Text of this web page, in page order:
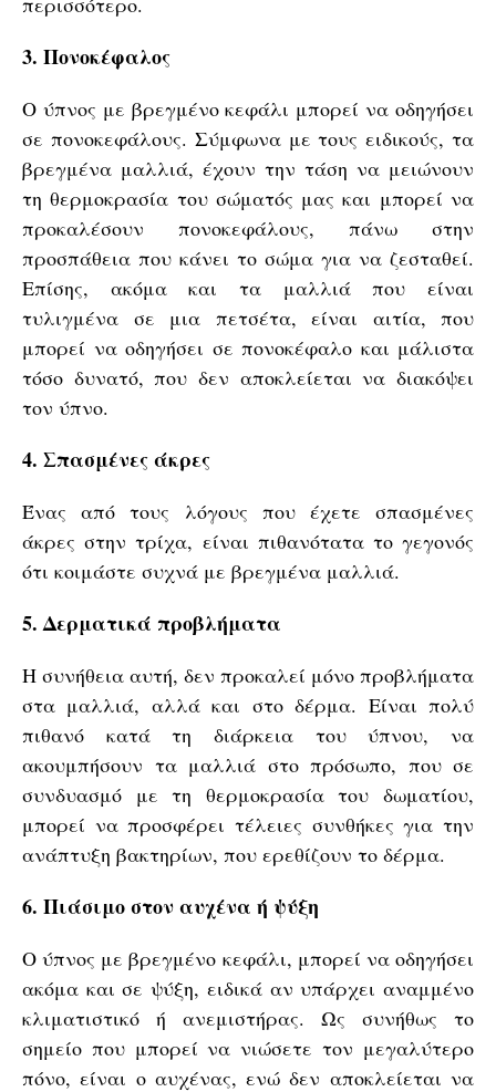
3. Πονοκέφαλος
Ο ύπνος με βρεγμένο κεφάλι μπορεί να οδηγήσει
σε πονοκεφάλους. Σύμφωνα με τους ειδικούς, τα
βρεγμένα μαλλιά, έχουν την τάση να μειώνουν
τη θερμοκρασία του σώματός μας και μπορεί να
προκαλέσουν πονοκεφάλους, πάνω στην
προσπάθεια που κάνει το σώμα για να ζεσταθεί.
Επίσης, ακόμα και τα μαλλιά που είναι
τυλιγμένα σε μια πετσέτα, είναι αιτία, που
μπορεί να οδηγήσει σε πονοκέφαλο και μάλιστα
τόσο δυνατό, που δεν αποκλείεται να διακόψει
τον ύπνο.
4. Σπασμένες άκρες
Ένας από τους λόγους που έχετε σπασμένες
άκρες στην τρίχα, είναι πιθανότατα το γεγονός
ότι κοιμάστε συχνά με βρεγμένα μαλλιά.
5. Δερματικά προβλήματα
Η συνήθεια αυτή, δεν προκαλεί μόνο προβλήματα
στα μαλλιά, αλλά και στο δέρμα. Είναι πολύ
πιθανό κατά τη διάρκεια του ύπνου, να
ακουμπήσουν τα μαλλιά στο πρόσωπο, που σε
συνδυασμό με τη θερμοκρασία του δωματίου,
μπορεί να προσφέρει τέλειες συνθήκες για την
ανάπτυξη βακτηρίων, που ερεθίζουν το δέρμα.
6. Πιάσιμο στον αυχένα ή ψύξη
Ο ύπνος με βρεγμένο κεφάλι, μπορεί να οδηγήσει
ακόμα και σε ψύξη, ειδικά αν υπάρχει αναμμένο
κλιματιστικό ή ανεμιστήρας. Ως συνήθως το
σημείο που μπορεί να νιώσετε τον μεγαλύτερο
πόνο, είναι ο αυχένας, ενώ δεν αποκλείεται να